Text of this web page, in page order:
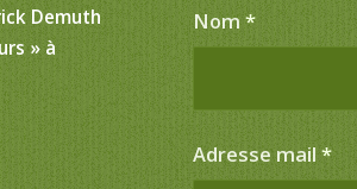
Demuth
» à
Nom*
Adresse mail*